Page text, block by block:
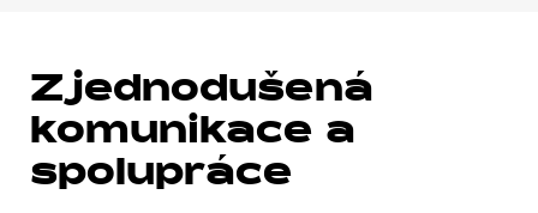
Zjednodušená
komunikace a
spolupráce